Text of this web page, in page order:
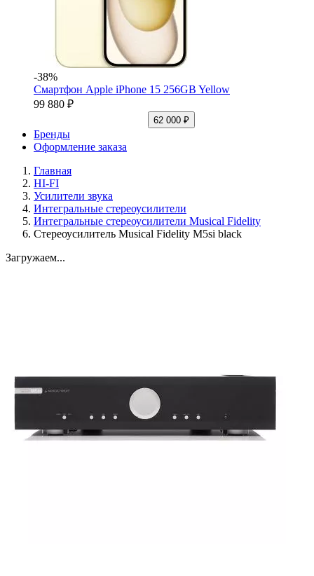
-38%
Смартфон Apple iPhone 15 256GB Yellow
99 880 ₽
62 000 ₽
Бренды
Оформление заказа
Главная
HI-FI
Усилители звука
Интегральные стереоусилители
Интегральные стереоусилители Musical Fidelity
Стереоусилитель Musical Fidelity M5si black
Загружаем...